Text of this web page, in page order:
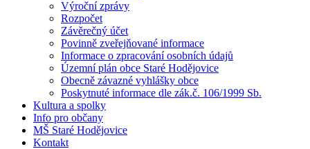
Výroční zprávy
Rozpočet
Závěrečný účet
Povinně zveřejňované informace
Informace o zpracování osobních údajů
Územní plán obce Staré Hodějovice
Obecně závazné vyhlášky obce
Poskytnuté informace dle zák.č. 106/1999 Sb.
Kultura a spolky
Info pro občany
MŠ Staré Hodějovice
Kontakt